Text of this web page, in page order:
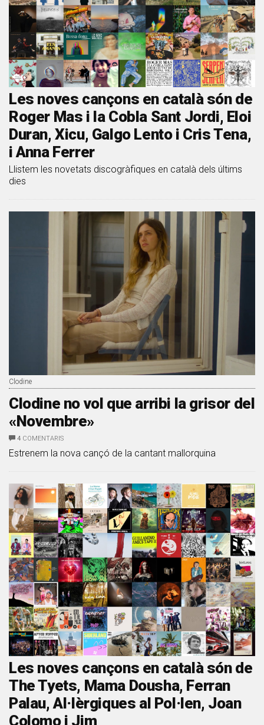
Les noves cançons en català són de
Roger Mas i la Cobla Sant Jordi, Eloi
Duran, Xicu, Galgo Lento i Cris Tena,
i Anna Ferrer
Llistem les novetats discogràfiques en català dels últims
dies
Clodine
Clodine no vol que arribi la grisor del
«Novembre»
4 COMENTARIS
Estrenem la nova cançó de la cantant mallorquina
Les noves cançons en català són de
The Tyets, Mama Dousha, Ferran
Palau, Al·lèrgiques al Pol·len, Joan
Colomo i Jim